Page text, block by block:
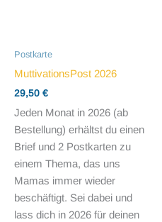
Postkarte
MuttivationsPost 2026
29,50 €
Jeden Monat in 2026 (ab
Bestellung) erhältst du einen
Brief und 2 Postkarten zu
einem Thema, das uns
Mamas immer wieder
beschäftigt. Sei dabei und
lass dich in 2026 für deinen